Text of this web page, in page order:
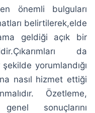
önemli bulguları
belirtilerek,elde
geldiği açık bir
da
yorumlandığı
nasıl hizmet ettiği
Özetleme,
sonuçlarını